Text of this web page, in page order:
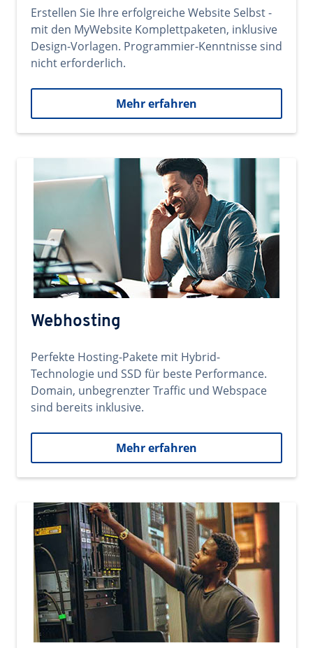
Erstellen Sie Ihre erfolgreiche Website Selbst -
mit den MyWebsite Komplettpaketen, inklusive
Design-Vorlagen. Programmier-Kenntnisse sind
nicht erforderlich.
Mehr erfahren
Webhosting
Perfekte Hosting-Pakete mit Hybrid-
Technologie und SSD für beste Performance.
Domain, unbegrenzter Traffic und Webspace
sind bereits inklusive.
Mehr erfahren